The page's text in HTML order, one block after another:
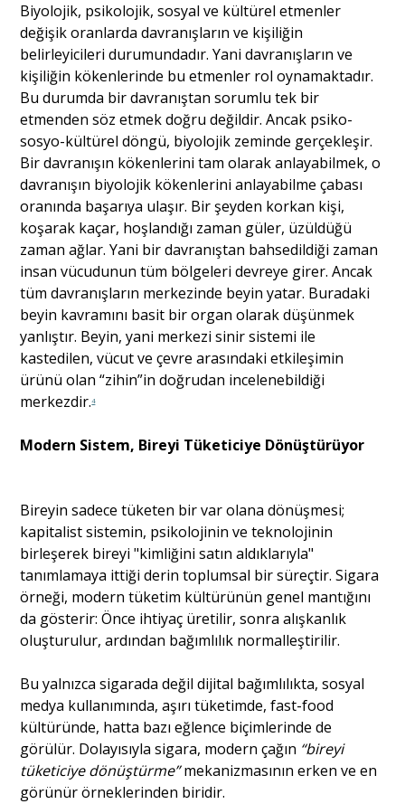
Biyolojik, psikolojik, sosyal ve kültürel etmenler
değişik oranlarda davranışların ve kişiliğin
belirleyicileri durumundadır. Yani davranışların ve
kişiliğin kökenlerinde bu etmenler rol oynamaktadır.
Bu durumda bir davranıştan sorumlu tek bir
etmenden söz etmek doğru değildir. Ancak psiko-
sosyo-kültürel döngü, biyolojik zeminde gerçekleşir.
Bir davranışın kökenlerini tam olarak anlayabilmek, o
davranışın biyolojik kökenlerini anlayabilme çabası
oranında başarıya ulaşır. Bir şeyden korkan kişi,
koşarak kaçar, hoşlandığı zaman güler, üzüldüğü
zaman ağlar. Yani bir davranıştan bahsedildiği zaman
insan vücudunun tüm bölgeleri devreye girer. Ancak
tüm davranışların merkezinde beyin yatar. Buradaki
beyin kavramını basit bir organ olarak düşünmek
yanlıştır. Beyin, yani merkezi sinir sistemi ile
kastedilen, vücut ve çevre arasındaki etkileşimin
ürünü olan “zihin”in doğrudan incelenebildiği
merkezdir.4
Modern Sistem, Bireyi Tüketiciye Dönüştürüyor
Bireyin sadece tüketen bir var olana dönüşmesi;
kapitalist sistemin, psikolojinin ve teknolojinin
birleşerek bireyi "kimliğini satın aldıklarıyla"
tanımlamaya ittiği derin toplumsal bir süreçtir. Sigara
örneği, modern tüketim kültürünün genel mantığını
da gösterir: Önce ihtiyaç üretilir, sonra alışkanlık
oluşturulur, ardından bağımlılık normalleştirilir.
Bu yalnızca sigarada değil dijital bağımlılıkta, sosyal
medya kullanımında, aşırı tüketimde, fast-food
kültüründe, hatta bazı eğlence biçimlerinde de
görülür. Dolayısıyla sigara, modern çağın “bireyi
tüketiciye dönüştürme”mekanizmasının erken ve en
görünür örneklerinden biridir.